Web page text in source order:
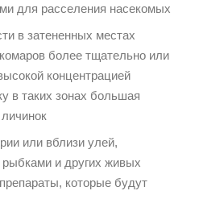
для расселения насекомых
в затененных местах
более тщательно или
концентрацией
в таких зонах большая
или вблизи улей,
и других живых
которые будут